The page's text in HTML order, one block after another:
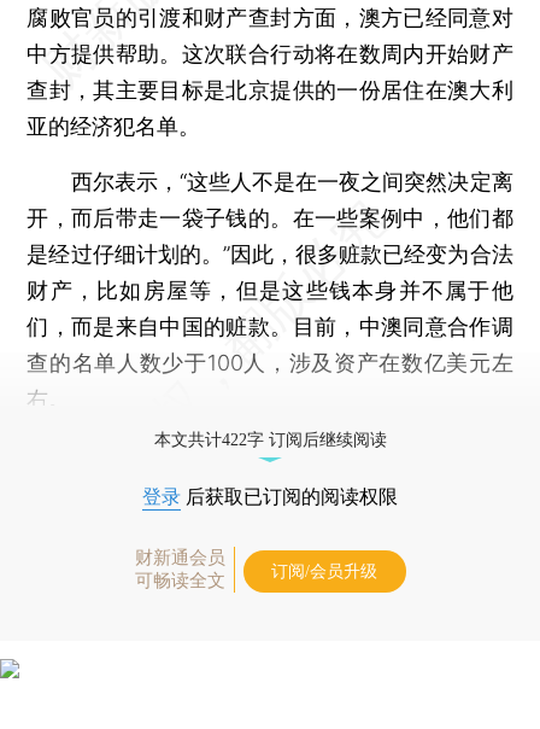
腐败官员的引渡和财产查封方面，澳方已经同意对
中方提供帮助。这次联合行动将在数周内开始财产
查封，其主要目标是北京提供的一份居住在澳大利
亚的经济犯名单。
西尔表示，“这些人不是在一夜之间突然决定离
开，而后带走一袋子钱的。在一些案例中，他们都
是经过仔细计划的。”因此，很多赃款已经变为合法
财产，比如房屋等，但是这些钱本身并不属于他
们，而是来自中国的赃款。目前，中澳同意合作调
查的名单人数少于100人，涉及资产在数亿美元左
右。
本文共计422字 订阅后继续阅读
登录 后获取已订阅的阅读权限
财新通会员
可畅读全文
订阅/会员升级